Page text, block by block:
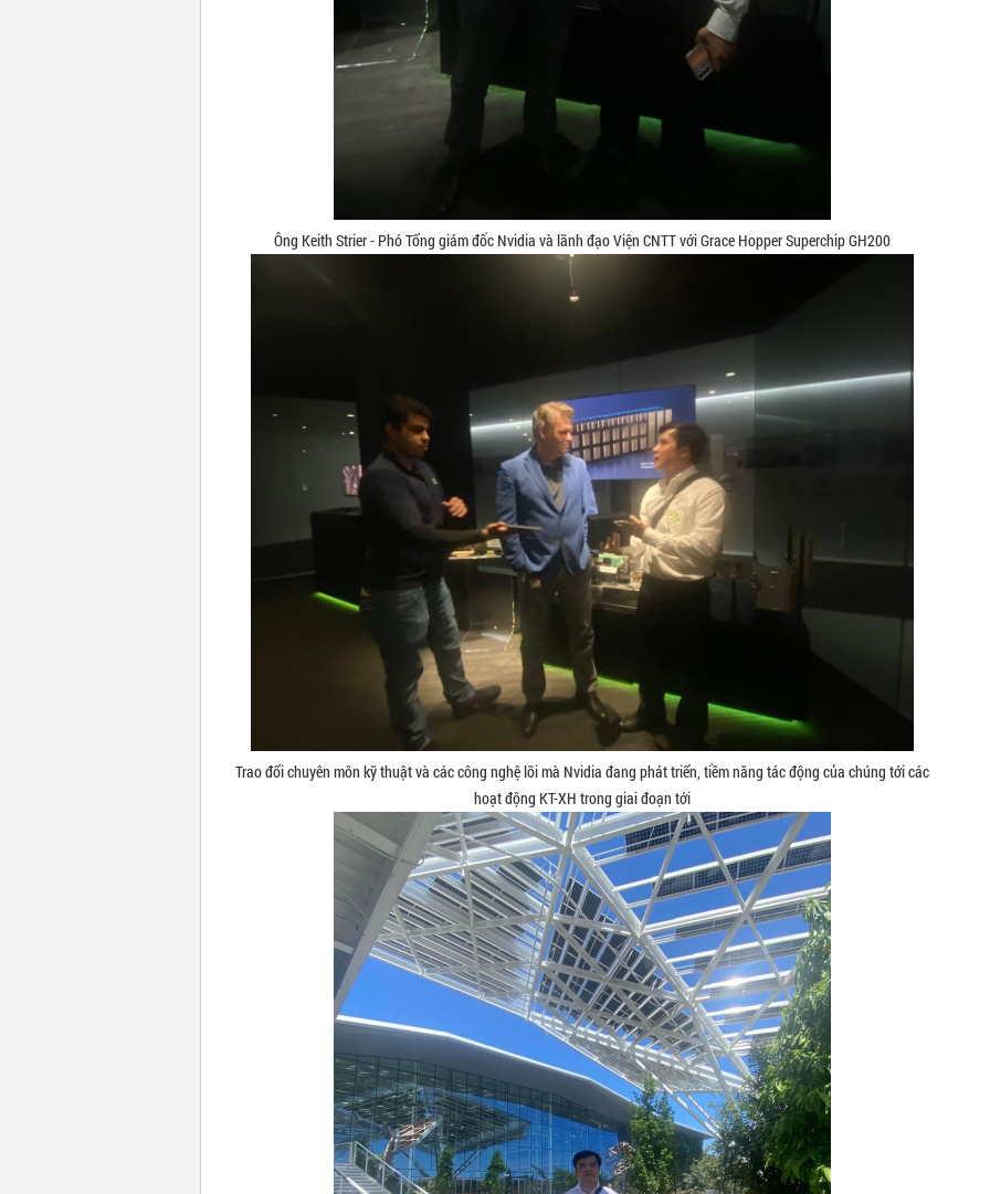
Ông Keith Strier - Phó Tổng giám đốc Nvidia và lãnh đạo Viện CNTT với Grace Hopper Superchip GH200
Trao đổi chuyên môn kỹ thuật và các công nghệ lõi mà Nvidia đang phát triển, tiềm năng tác động của chúng tới các
hoạt động KT-XH trong giai đoạn tới